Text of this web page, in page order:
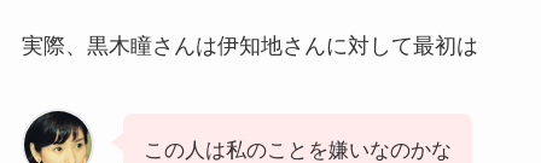
実際、黒木瞳さんは伊知地さんに対して最初は
この人は私のことを嫌いなのかな